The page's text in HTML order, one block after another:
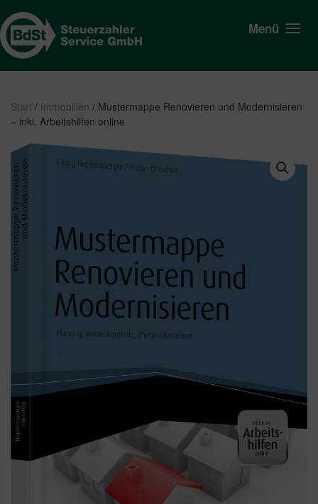
Menü
Start / Immobilien / Mustermappe Renovieren und Modernisieren
– inkl. Arbeitshilfen online